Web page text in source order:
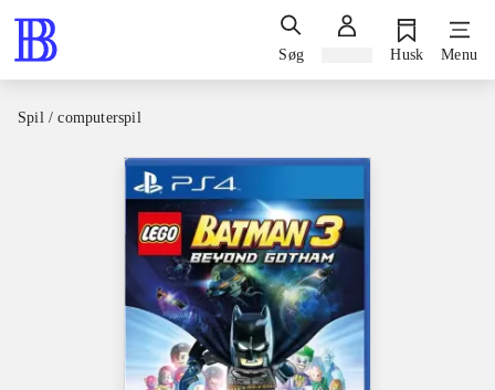
Søg Husk Menu
Spil / computerspil